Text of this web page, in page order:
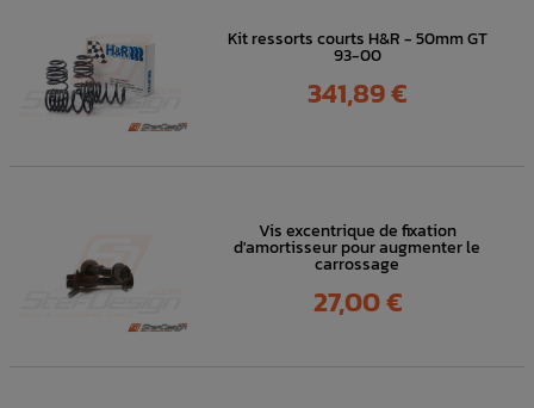
Kit ressorts courts H&R - 50mm GT
93-00
Prix
341,89 €
Vis excentrique de fixation
d'amortisseur pour augmenter le
carrossage
Prix
27,00 €